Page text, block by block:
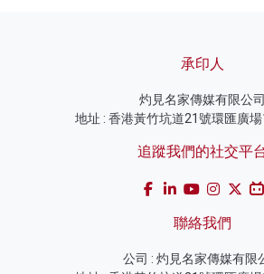
承印人
灼見名家傳媒有限公司
地址 : 香港黃竹坑道21號環匯廣
追蹤我們的社交平
聯絡我們
公司 : 灼見名家傳媒有限